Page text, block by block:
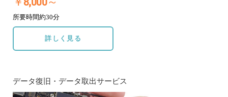
所要時間約30分
詳しく見る
データ復旧・データ取出サービス